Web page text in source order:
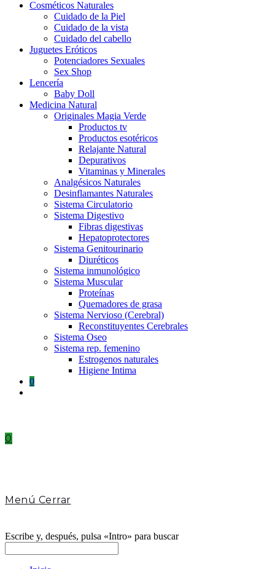
Cosméticos Naturales
Cuidado de la Piel
Cuidado de la vista
Cuidado del cabello
Juguetes Eróticos
Potenciadores Sexuales
Sex Shop
Lencería
Baby Doll
Medicina Natural
Originales Magia Verde
Productos tv
Productos esotéricos
Relajante Natural
Depurativos
Vitaminas y Minerales
Analgésicos Naturales
Desinflamantes Naturales
Sistema Circulatorio
Sistema Digestivo
Fibras digestivas
Hepatoprotectores
Sistema Genitourinario
Diuréticos
Sistema inmunológico
Sistema Muscular
Proteínas
Quemadores de grasa
Sistema Nervioso (Cerebral)
Reconstituyentes Cerebrales
Sistema Oseo
Sistema rep. femenino
Estrogenos naturales
Higiene Intima
0
0
Menú Cerrar
Escribe y, después, pulsa «Intro» para buscar